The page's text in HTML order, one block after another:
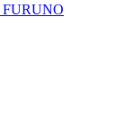
FURUNO